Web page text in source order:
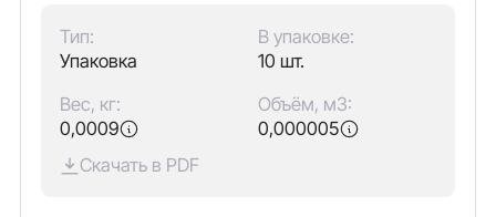
Тип:
Упаковка
В упаковке:
10 шт.
Вес, кг:
0,0009
Объём, м3:
0,000005
Скачать в PDF